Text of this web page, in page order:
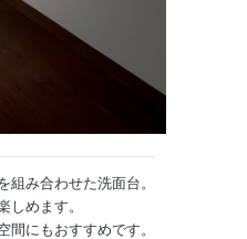
組み合わせた洗面台。
しめます。
間にもおすすめです。